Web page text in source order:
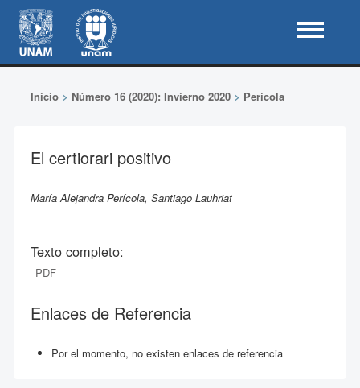
Inicio> Número 16 (2020): Invierno 2020> Perícola
El certiorari positivo
María Alejandra Perícola, Santiago Lauhriat
Texto completo:
PDF
Enlaces de Referencia
Por el momento, no existen enlaces de referencia